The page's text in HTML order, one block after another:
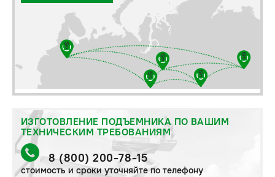
ИЗГОТОВЛЕНИЕ ПОДЪЕМНИКА ПО ВАШИМ
ТЕХНИЧЕСКИМ ТРЕБОВАНИЯМ
8 (800) 200-78-15
стоимость и сроки уточняйте по телефону